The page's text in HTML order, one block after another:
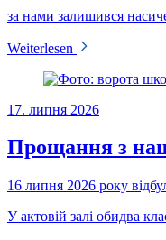
за нами залишився
Weiterlesen
17. липня 2026
Прощання з
16 липня 2026 року
У актовій залі обидва